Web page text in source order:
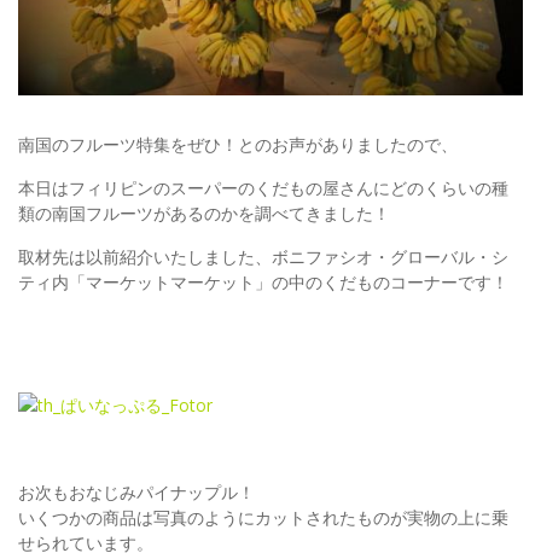
南国のフルーツ特集をぜひ！とのお声がありましたので、
本日はフィリピンのスーパーのくだもの屋さんにどのくらいの種
類の南国フルーツがあるのかを調べてきました！
取材先は以前紹介いたしました、ボニファシオ・グローバル・シ
ティ内「マーケットマーケット」の中のくだものコーナーです！
お次もおなじみパイナップル！
いくつかの商品は写真のようにカットされたものが実物の上に乗
せられています。